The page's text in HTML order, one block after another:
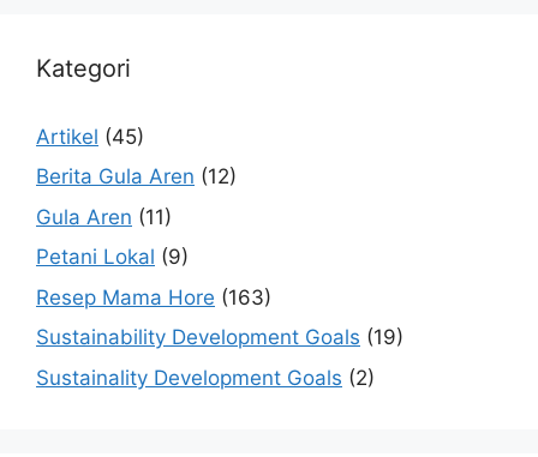
Kategori
Artikel (45)
Berita Gula Aren (12)
Gula Aren (11)
Petani Lokal (9)
Resep Mama Hore (163)
Sustainability Development Goals (19)
Sustainality Development Goals (2)